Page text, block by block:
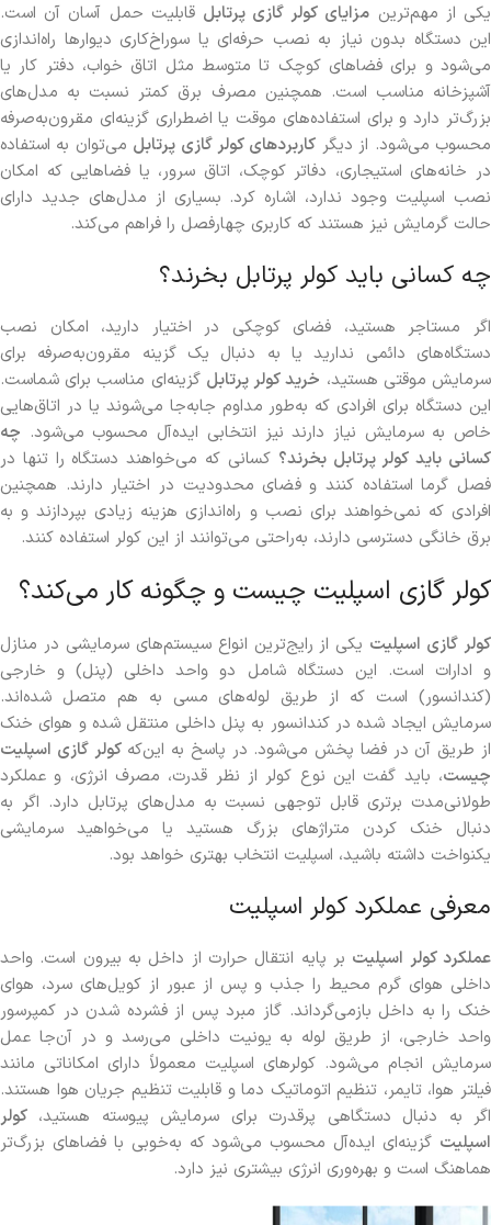
یکی از مهم‌ترین مزایای کولر گازی پرتابل قابلیت حمل آسان آن است.
این دستگاه بدون نیاز به نصب حرفه‌ای یا سوراخ‌کاری دیوارها راه‌اندازی
می‌شود و برای فضاهای کوچک تا متوسط مثل اتاق خواب، دفتر کار یا
آشپزخانه مناسب است. همچنین مصرف برق کمتر نسبت به مدل‌های
بزرگ‌تر دارد و برای استفاده‌های موقت یا اضطراری گزینه‌ای مقرون‌به‌صرفه
محسوب می‌شود. از دیگر کاربردهای کولر گازی پرتابل می‌توان به استفاده
در خانه‌های استیجاری، دفاتر کوچک، اتاق سرور، یا فضاهایی که امکان
نصب اسپلیت وجود ندارد، اشاره کرد. بسیاری از مدل‌های جدید دارای
حالت گرمایش نیز هستند که کاربری چهارفصل را فراهم می‌کند.
چه کسانی باید کولر پرتابل بخرند؟
اگر مستاجر هستید، فضای کوچکی در اختیار دارید، امکان نصب
دستگاه‌های دائمی ندارید یا به دنبال یک گزینه مقرون‌به‌صرفه برای
سرمایش موقتی هستید، خرید کولر پرتابل گزینه‌ای مناسب برای شماست.
این دستگاه برای افرادی که به‌طور مداوم جابه‌جا می‌شوند یا در اتاق‌هایی
خاص به سرمایش نیاز دارند نیز انتخابی ایده‌آل محسوب می‌شود. چه
کسانی باید کولر پرتابل بخرند؟ کسانی که می‌خواهند دستگاه را تنها در
فصل گرما استفاده کنند و فضای محدودیت در اختیار دارند. همچنین
افرادی که نمی‌خواهند برای نصب و راه‌اندازی هزینه زیادی بپردازند و به
برق خانگی دسترسی دارند، به‌راحتی می‌توانند از این کولر استفاده کنند.
کولر گازی اسپلیت چیست و چگونه کار می‌کند؟
کولر گازی اسپلیت یکی از رایج‌ترین انواع سیستم‌های سرمایشی در منازل
و ادارات است. این دستگاه شامل دو واحد داخلی (پنل) و خارجی
(کندانسور) است که از طریق لوله‌های مسی به هم متصل شده‌اند.
سرمایش ایجاد شده در کندانسور به پنل داخلی منتقل شده و هوای خنک
از طریق آن در فضا پخش می‌شود. در پاسخ به این‌کهکولر گازی اسپلیت
چیست، باید گفت این نوع کولر از نظر قدرت، مصرف انرژی، و عملکرد
طولانی‌مدت برتری قابل توجهی نسبت به مدل‌های پرتابل دارد. اگر به
دنبال خنک کردن متراژهای بزرگ هستید یا می‌خواهید سرمایشی
یکنواخت داشته باشید، اسپلیت انتخاب بهتری خواهد بود.
معرفی عملکرد کولر اسپلیت
عملکرد کولر اسپلیت بر پایه انتقال حرارت از داخل به بیرون است. واحد
داخلی هوای گرم محیط را جذب و پس از عبور از کویل‌های سرد، هوای
خنک را به داخل بازمی‌گرداند. گاز مبرد پس از فشرده شدن در کمپرسور
واحد خارجی، از طریق لوله به یونیت داخلی می‌رسد و در آن‌جا عمل
سرمایش انجام می‌شود. کولرهای اسپلیت معمولاً دارای امکاناتی مانند
فیلتر هوا، تایمر، تنظیم اتوماتیک دما و قابلیت تنظیم جریان هوا هستند.
اگر به دنبال دستگاهی پرقدرت برای سرمایش پیوسته هستید، کولر
اسپلیت گزینه‌ای ایده‌آل محسوب می‌شود که به‌خوبی با فضاهای بزرگ‌تر
هماهنگ است و بهره‌وری انرژی بیشتری نیز دارد.